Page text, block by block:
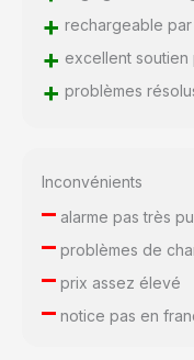
+ rechargeable par
+ excellent
+ problèmes
Inconvénients
–alarme pas très
–problèmes de
–prix assez élevé
–notice pas en